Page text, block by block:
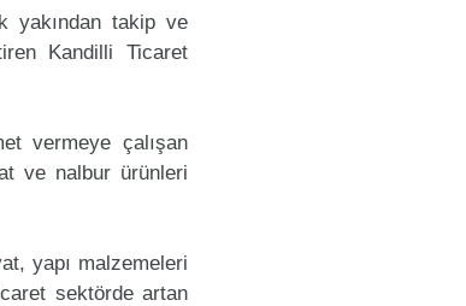
yakından takip ve
Kandilli Ticaret
vermeye çalışan
ve nalbur ürünleri
yapı malzemeleri
sektörde artan